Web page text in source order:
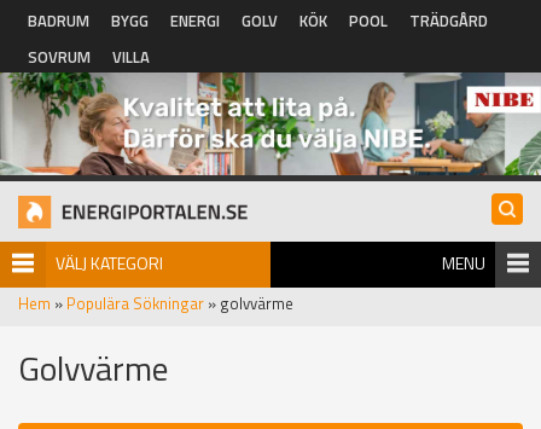
Hoppa till huvudinnehåll
BADRUM BYGG ENERGI GOLV KÖK POOL
TRÄDGÅRD
SOVRUM
VILLA
VÄLJ KATEGORI MENU
Hem » Populära Sökningar » golvvärme
Golvvärme